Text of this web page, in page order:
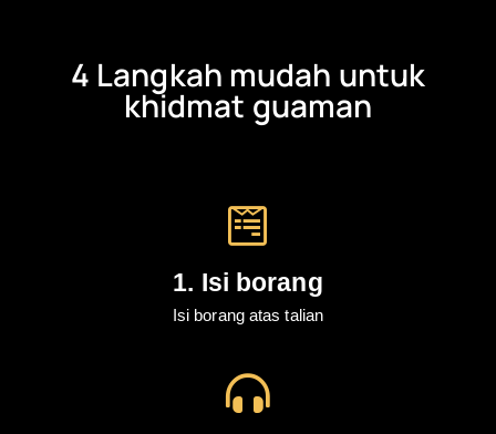
4 Langkah mudah untuk
khidmat guaman
1. Isi borang
Isi borang atas talian